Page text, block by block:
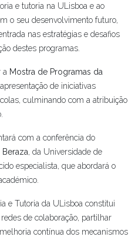
e tutoria na ULisboa e ao
o seu desenvolvimento futuro,
nas estratégias e desafios
destes programas.
a Mostra de Programas da
de iniciativas
culminando com a atribuição
com a conferência do
, da Universidade de
especialista, que abordará o
e Tutoria da ULisboa constitui
de colaboração, partilhar
contínua dos mecanismos